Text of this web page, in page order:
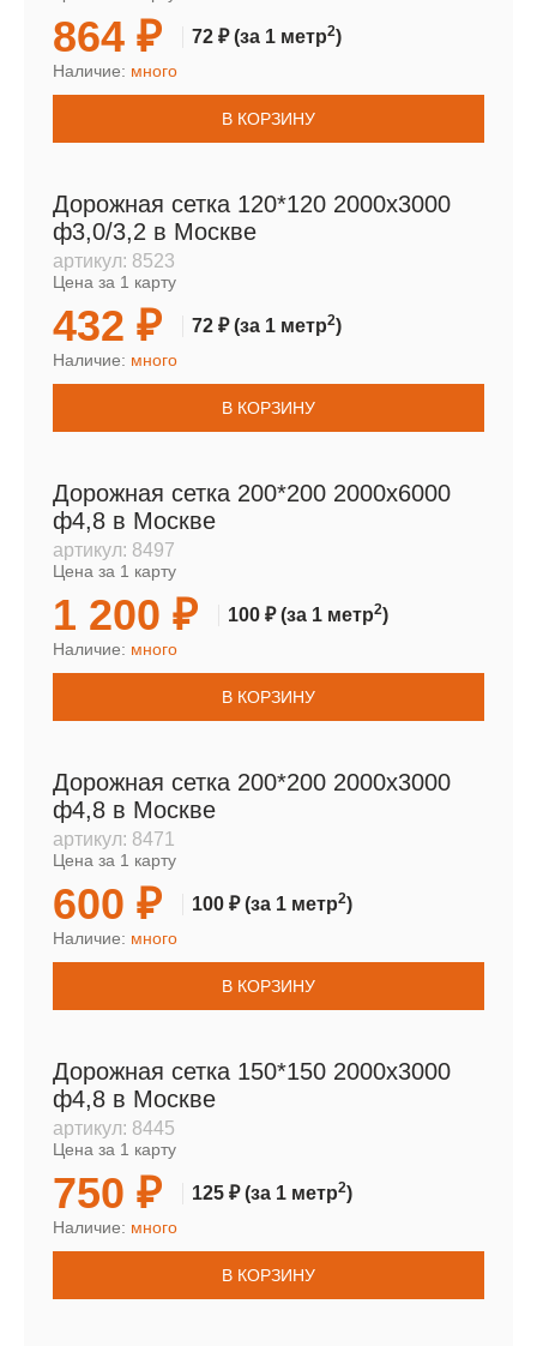
864 ₽ 72 ₽(за 1 метр2)
Наличие: много
В КОРЗИНУ
Дорожная сетка 120*120 2000х3000
ф3,0/3,2 в Москве
артикул: 8523
Цена за 1 карту
432 ₽ 72 ₽(за 1 метр2)
Наличие: много
В КОРЗИНУ
Дорожная сетка 200*200 2000х6000
ф4,8 в Москве
артикул: 8497
Цена за 1 карту
1 200 ₽ 100 ₽(за 1 метр2)
Наличие: много
В КОРЗИНУ
Дорожная сетка 200*200 2000х3000
ф4,8 в Москве
артикул: 8471
Цена за 1 карту
600 ₽ 100 ₽(за 1 метр2)
Наличие: много
В КОРЗИНУ
Дорожная сетка 150*150 2000х3000
ф4,8 в Москве
артикул: 8445
Цена за 1 карту
750 ₽ 125 ₽(за 1 метр2)
Наличие: много
В КОРЗИНУ